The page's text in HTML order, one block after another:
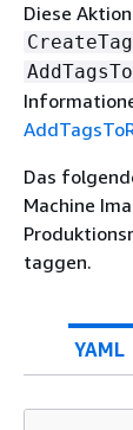
Diese
Das
Machine
taggen.
YAML